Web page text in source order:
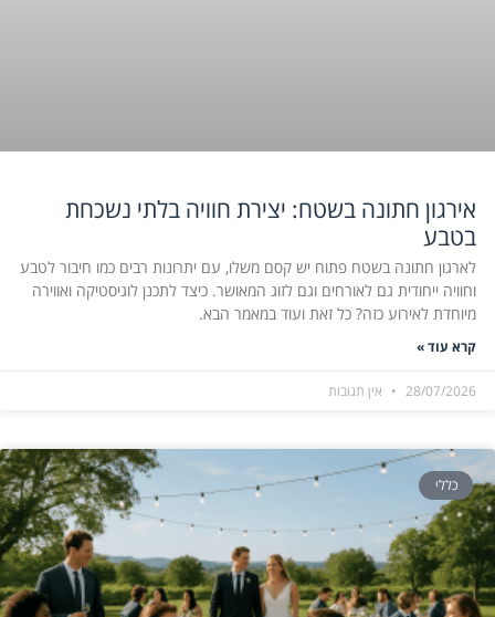
אירגון חתונה בשטח: יצירת חוויה בלתי נשכחת
בטבע
לארגון חתונה בשטח פתוח יש קסם משלו, עם יתרונות רבים כמו חיבור לטבע
וחוויה ייחודית גם לאורחים וגם לזוג המאושר. כיצד לתכנן לוגיסטיקה ואווירה
מיוחדת לאירוע כזה? כל זאת ועוד במאמר הבא.
קרא עוד »
28/07/2026 אין תגובות
כללי